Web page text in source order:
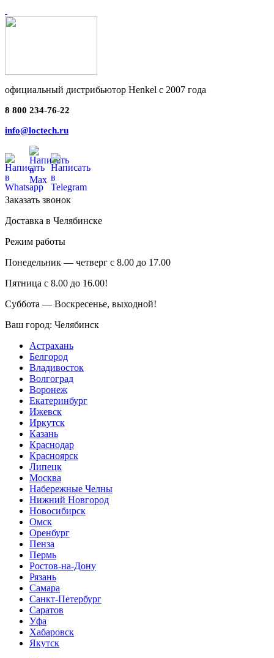
официальный дистрибьютор Henkel с 2007 года
8 800 234-76-22
info@loctech.ru
Заказать звонок
Доставка в Челябинске
Режим работы
Понедельник — четверг с 8.00 до 17.00
Пятница с 8.00 до 16.00!
Суббота — Воскресенье, выходной!
Ваш город: Челябинск
Астрахань
Белгород
Владивосток
Волгоград
Воронеж
Екатеринбург
Ижевск
Иркутск
Казань
Краснодар
Красноярск
Липецк
Москва
Набережные Челны
Нижний Новгород
Новосибирск
Омск
Оренбург
Пенза
Пермь
Ростов-на-Дону
Рязань
Самара
Санкт-Петербург
Саратов
Уфа
Хабаровск
Якутск